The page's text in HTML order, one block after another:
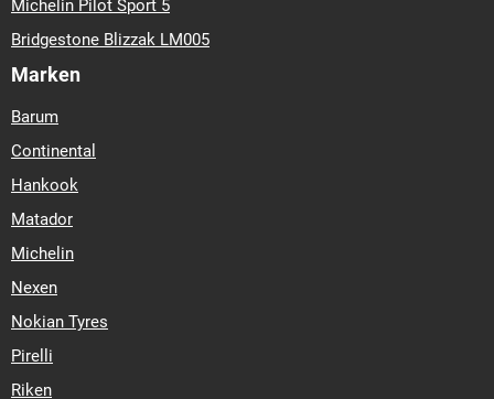
Michelin Pilot Sport 5
Bridgestone Blizzak LM005
Marken
Barum
Continental
Hankook
Matador
Michelin
Nexen
Nokian Tyres
Pirelli
Riken